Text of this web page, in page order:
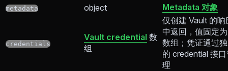
metadata object Metadata 对象
credentials
Vault credential 数
组
仅创建 Vault 的响
中返回，值固定
数组；凭证通过
的 credential 接
理